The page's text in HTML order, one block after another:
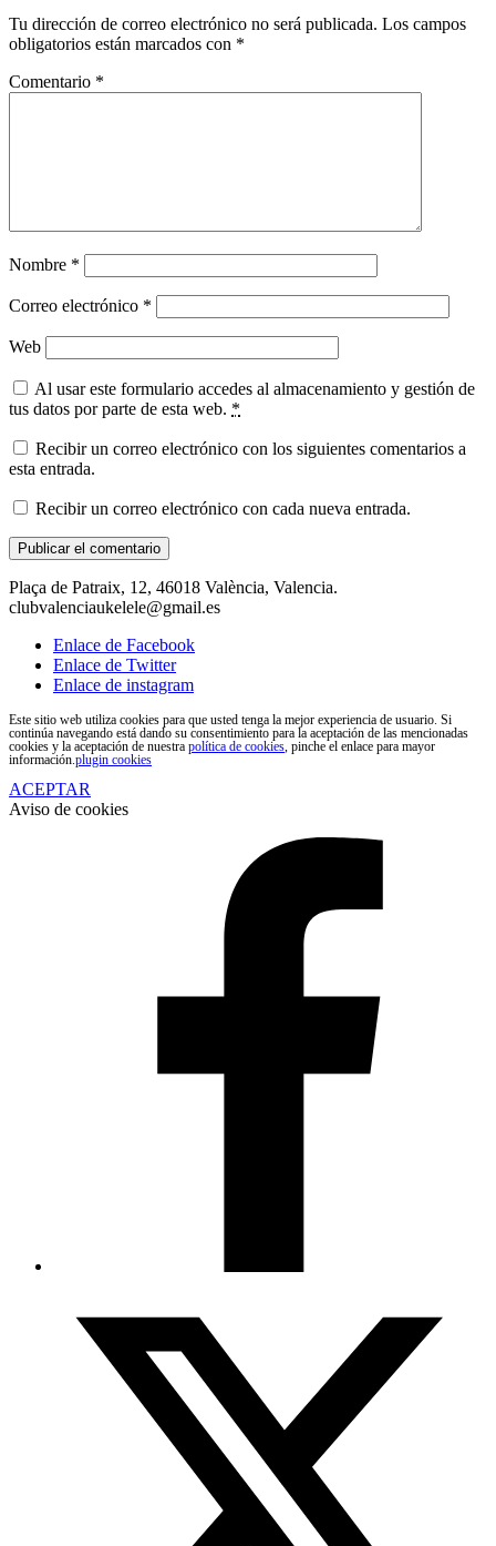
Tu dirección de correo electrónico no será publicada. Los campos
obligatorios están marcados con *
Comentario *
Nombre *
Correo electrónico *
Web
Al usar este formulario accedes al almacenamiento y gestión de
tus datos por parte de esta web. *
Recibir un correo electrónico con los siguientes comentarios a
esta entrada.
Recibir un correo electrónico con cada nueva entrada.
Plaça de Patraix, 12, 46018 València, Valencia.
clubvalenciaukelele@gmail.es
Enlace de Facebook
Enlace de Twitter
Enlace de instagram
Este sitio web utiliza cookies para que usted tenga la mejor experiencia de usuario. Si
continúa navegando está dando su consentimiento para la aceptación de las mencionadas
cookies y la aceptación de nuestra política de cookies , pinche el enlace para mayor
información. plugin cookies
ACEPTAR
Aviso de cookies